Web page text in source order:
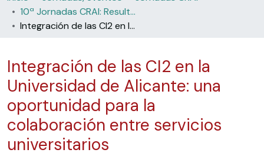
10ª Jornadas CRAI: Resultados de la implantación de las competencias informáticas e informacionales (CI2) en las Universidades Españolas (Universidad de La Rioja, 2012)
Integración de las CI2 en la Universidad de Alicante: una oportunidad para la colaboración entre servicios universitarios
Integración de las CI2 en la
Universidad de Alicante: una
oportunidad para la
colaboración entre servicios
universitarios